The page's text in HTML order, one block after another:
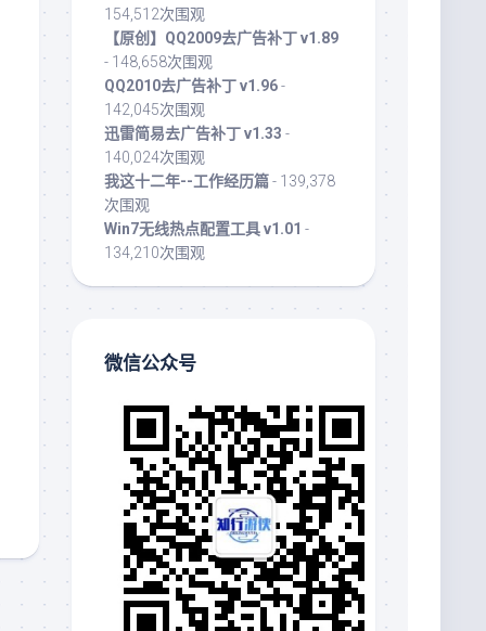
154,512次围观
【原创】QQ2009去广告补丁 v1.89
- 148,658次围观
QQ2010去广告补丁 v1.96-
142,045次围观
迅雷简易去广告补丁 v1.33 -
140,024次围观
我这十二年--工作经历篇- 139,378
次围观
Win7无线热点配置工具 v1.01 -
134,210次围观
微信公众号